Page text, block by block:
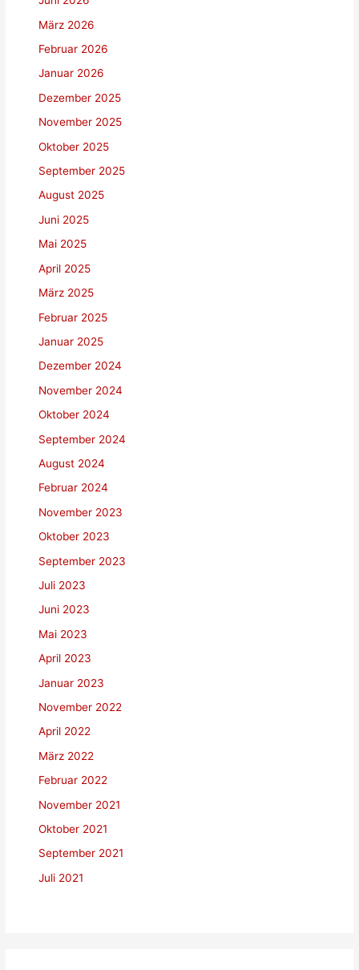
März 2026
Februar 2026
Januar 2026
Dezember 2025
November 2025
Oktober 2025
September 2025
August 2025
Juni 2025
Mai 2025
April 2025
März 2025
Februar 2025
Januar 2025
Dezember 2024
November 2024
Oktober 2024
September 2024
August 2024
Februar 2024
November 2023
Oktober 2023
September 2023
Juli 2023
Juni 2023
Mai 2023
April 2023
Januar 2023
November 2022
April 2022
März 2022
Februar 2022
November 2021
Oktober 2021
September 2021
Juli 2021